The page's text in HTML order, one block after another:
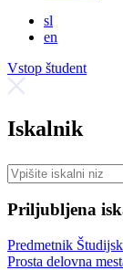
sl
en
Vstop študent
Iskalnik
Priljubljena
Predmetnik
Prosta delovna